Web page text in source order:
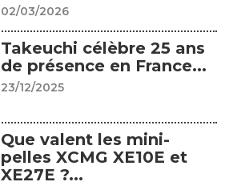
02/03/2026
Takeuchi célèbre 25 ans
de présence en France...
23/12/2025
Que valent les mini-
pelles XCMG XE10E et
XE27E ?...